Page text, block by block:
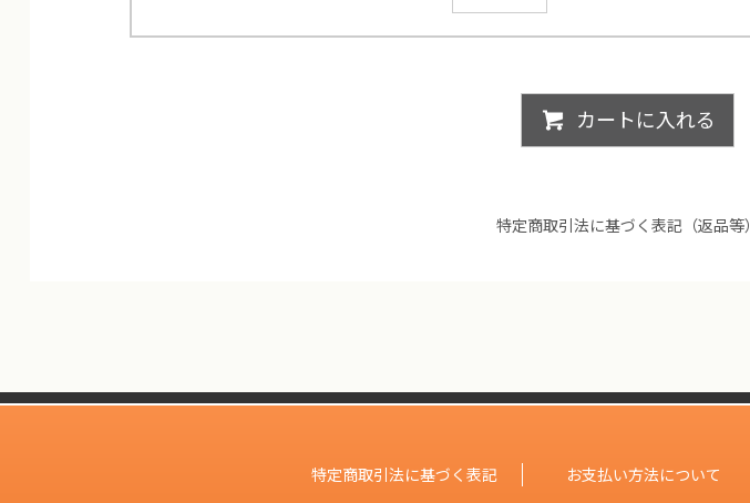
カートに入れる
特定商取引法に基づく表記（返品等）
特定商取引法に基づく表記 お支払い方法について